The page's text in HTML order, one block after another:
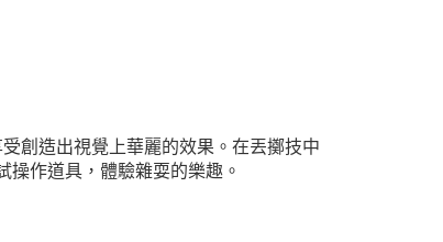
創造出視覺上華麗的效果。在丟擲技中
作道具，體驗雜耍的樂趣。